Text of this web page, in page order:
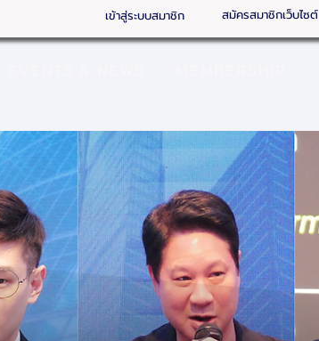
เข้าสู่ระบบสมาชิก สมัครสมาชิกเว็บไซต์